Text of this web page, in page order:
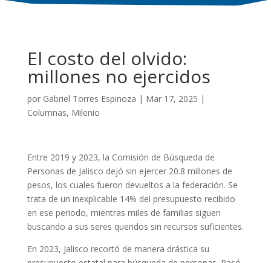
El costo del olvido:
millones no ejercidos
por Gabriel Torres Espinoza | Mar 17, 2025 |
Columnas, Milenio
Entre 2019 y 2023, la Comisión de Búsqueda de
Personas de Jalisco dejó sin ejercer 20.8 millones de
pesos, los cuales fueron devueltos a la federación. Se
trata de un inexplicable 14% del presupuesto recibido
en ese periodo, mientras miles de familias siguen
buscando a sus seres queridos sin recursos suficientes.
En 2023, Jalisco recortó de manera drástica su